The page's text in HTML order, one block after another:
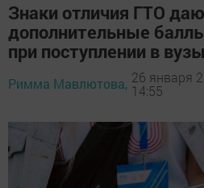
Знаки отличия ГТО
дополнительные
при поступлении в вузы
Римма Мавлютова, 26 января
14:55